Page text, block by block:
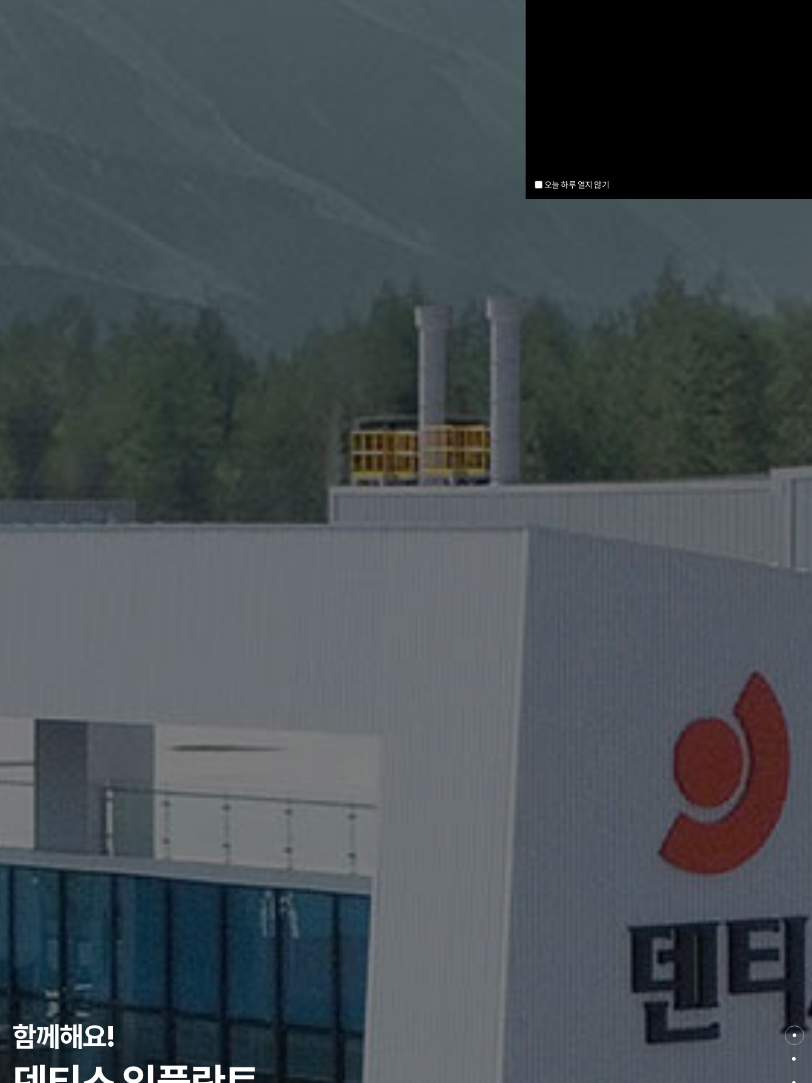
Dental Implant Solution
오늘 하루 열지 않기